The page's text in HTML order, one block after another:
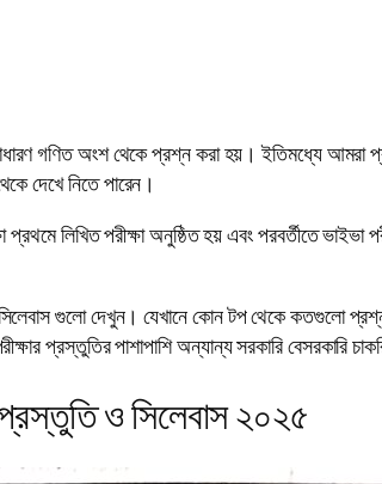
সাধারণ গণিত অংশ থেকে প্রশ্ন করা হয়। ইতিমধ্যে
দেখে নিতে পারেন।
প্রথমে লিখিত পরীক্ষা অনুষ্ঠিত হয় এবং পরবর্তীতে
গুলো দেখুন। যেখানে কোন টপ থেকে কতগুলো
প্রস্তুতির পাশাপাশি অন্যান্য সরকারি বেসরকারি
প্রস্তুতি ও সিলেবাস ২০২৫